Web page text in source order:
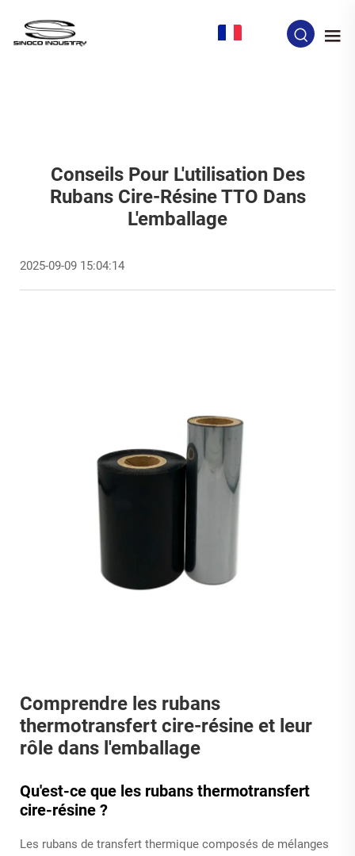
Conseils Pour L'utilisation Des
Rubans Cire-Résine TTO Dans
L'emballage
2025-09-09 15:04:14
Comprendre les rubans
thermotransfert cire-résine et leur
rôle dans l'emballage
Qu'est-ce que les rubans thermotransfert
cire-résine ?
Les rubans de transfert thermique composés de mélanges